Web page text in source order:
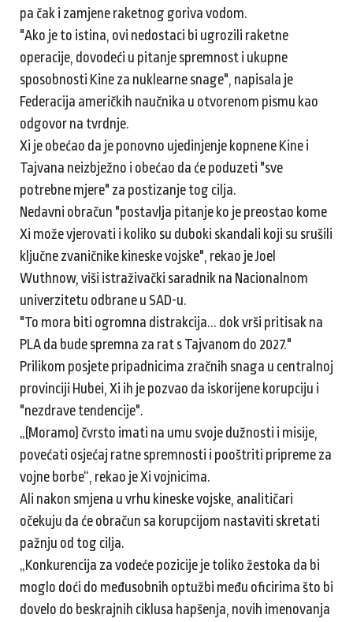
pa čak i zamjene raketnog goriva vodom.
"Ako je to istina, ovi nedostaci bi ugrozili raketne
operacije, dovodeći u pitanje spremnost i ukupne
sposobnosti Kine za nuklearne snage", napisala je
Federacija američkih naučnika u otvorenom pismu kao
odgovor na tvrdnje.
Xi je obećao da je ponovno ujedinjenje kopnene Kine i
Tajvana neizbježno i obećao da će poduzeti "sve
potrebne mjere" za postizanje tog cilja.
Nedavni obračun "postavlja pitanje ko je preostao kome
Xi može vjerovati i koliko su duboki skandali koji su srušili
ključne zvaničnike kineske vojske", rekao je Joel
Wuthnow, viši istraživački saradnik na Nacionalnom
univerzitetu odbrane u SAD-u.
"To mora biti ogromna distrakcija... dok vrši pritisak na
PLA da bude spremna za rat s Tajvanom do 2027."
Prilikom posjete pripadnicima zračnih snaga u centralnoj
provinciji Hubei, Xi ih je pozvao da iskorijene korupciju i
"nezdrave tendencije".
„(Moramo) čvrsto imati na umu svoje dužnosti i misije,
povećati osjećaj ratne spremnosti i pooštriti pripreme za
vojne borbe“, rekao je Xi vojnicima.
Ali nakon smjena u vrhu kineske vojske, analitičari
očekuju da će obračun sa korupcijom nastaviti skretati
pažnju od tog cilja.
„Konkurencija za vodeće pozicije je toliko žestoka da bi
moglo doći do međusobnih optužbi među oficirima što bi
dovelo do beskrajnih ciklusa hapšenja, novih imenovanja